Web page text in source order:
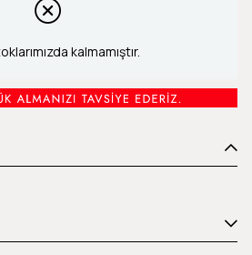
kalmamıştır.